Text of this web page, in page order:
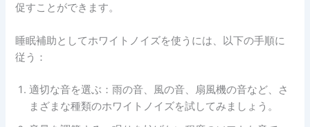
促すことができます。
睡眠補助としてホワイトノイズを使うには、以下の手順に
従う：
適切な音を選ぶ：雨の音、風の音、扇風機の音など、さ
まざまな種類のホワイトノイズを試してみましょう。